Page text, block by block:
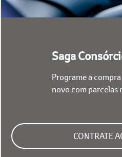
Programe a compra
novo com parcelas